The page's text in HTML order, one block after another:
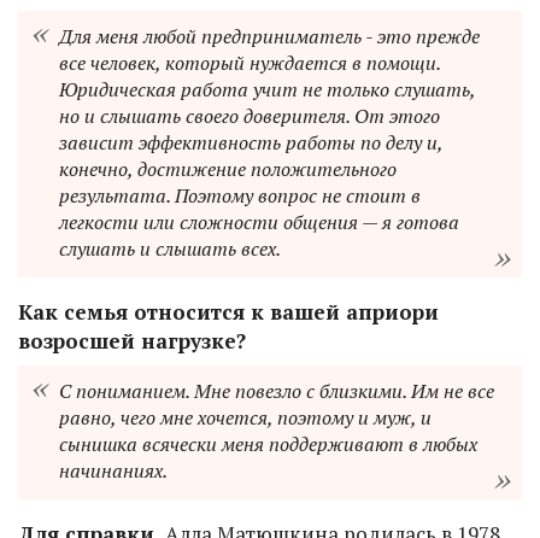
Для меня любой предприниматель - это прежде
все человек, который нуждается в помощи.
Юридическая работа учит не только слушать,
но и слышать своего доверителя. От этого
зависит эффективность работы по делу и,
конечно, достижение положительного
результата. Поэтому вопрос не стоит в
легкости или сложности общения — я готова
слушать и слышать всех.
Как семья относится к вашей априори
возросшей нагрузке?
С пониманием. Мне повезло с близкими. Им не все
равно, чего мне хочется, поэтому и муж, и
сынишка всячески меня поддерживают в любых
начинаниях.